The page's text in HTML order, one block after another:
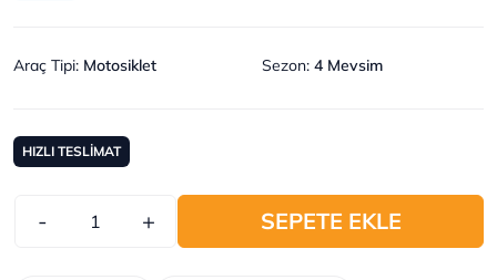
Araç Tipi: Motosiklet Sezon: 4 Mevsim
HIZLI TESLİMAT
- + SEPETE EKLE